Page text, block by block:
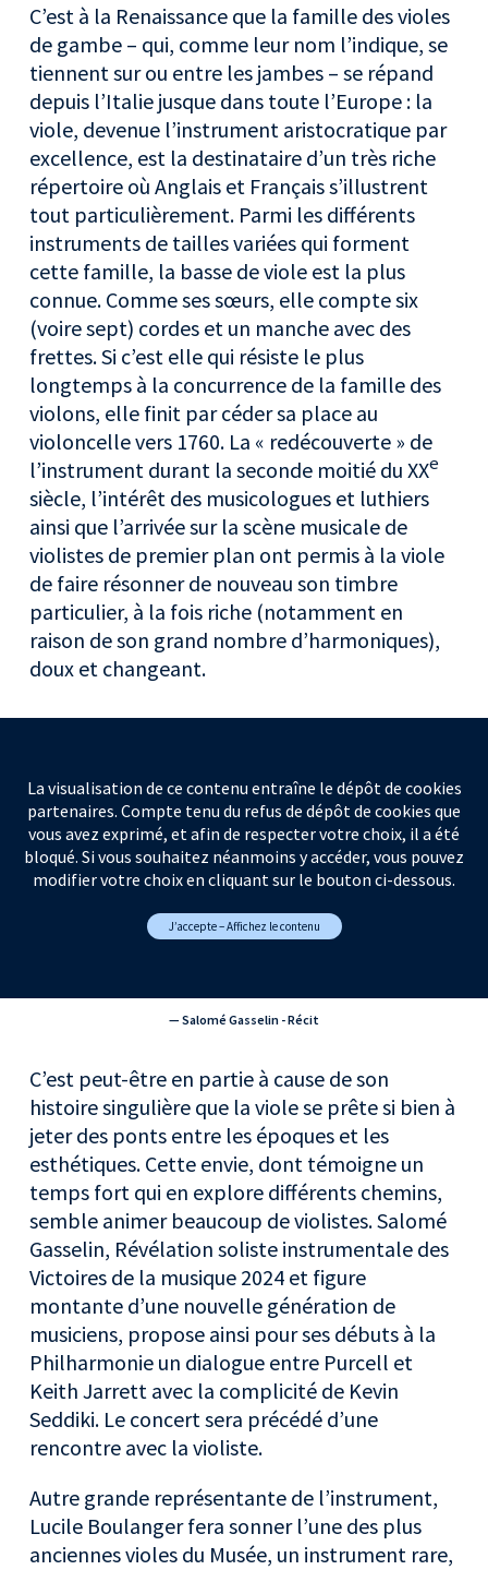
C’est à la Renaissance que la famille des violes
de gambe – qui, comme leur nom l’indique, se
tiennent sur ou entre les jambes – se répand
depuis l’Italie jusque dans toute l’Europe : la
viole, devenue l’instrument aristocratique par
excellence, est la destinataire d’un très riche
répertoire où Anglais et Français s’illustrent
tout particulièrement. Parmi les différents
instruments de tailles variées qui forment
cette famille, la basse de viole est la plus
connue. Comme ses sœurs, elle compte six
(voire sept) cordes et un manche avec des
frettes. Si c’est elle qui résiste le plus
longtemps à la concurrence de la famille des
violons, elle finit par céder sa place au
violoncelle vers 1760. La « redécouverte » de
l’instrument durant la seconde moitié du XXe
siècle, l’intérêt des musicologues et luthiers
ainsi que l’arrivée sur la scène musicale de
violistes de premier plan ont permis à la viole
de faire résonner de nouveau son timbre
particulier, à la fois riche (notamment en
raison de son grand nombre d’harmoniques),
doux et changeant.
La visualisation de ce contenu entraîne le dépôt de cookies
partenaires. Compte tenu du refus de dépôt de cookies que
vous avez exprimé, et afin de respecter votre choix, il a été
bloqué. Si vous souhaitez néanmoins y accéder, vous pouvez
modifier votre choix en cliquant sur le bouton ci-dessous.
J’accepte – Affichez le contenu
— Salomé Gasselin - Récit
C’est peut-être en partie à cause de son
histoire singulière que la viole se prête si bien à
jeter des ponts entre les époques et les
esthétiques. Cette envie, dont témoigne un
temps fort qui en explore différents chemins,
semble animer beaucoup de violistes. Salomé
Gasselin, Révélation soliste instrumentale des
Victoires de la musique 2024 et figure
montante d’une nouvelle génération de
musiciens, propose ainsi pour ses débuts à la
Philharmonie un dialogue entre Purcell et
Keith Jarrett avec la complicité de Kevin
Seddiki. Le concert sera précédé d’une
rencontre avec la violiste.
Autre grande représentante de l’instrument,
Lucile Boulanger fera sonner l’une des plus
anciennes violes du Musée, un instrument rare,